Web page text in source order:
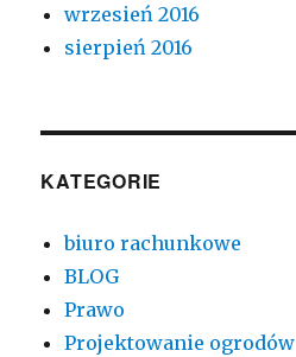
wrzesień 2016
sierpień 2016
KATEGORIE
biuro rachunkowe
BLOG
Prawo
Projektowanie ogrodów